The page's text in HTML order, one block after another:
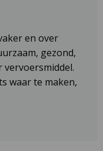
en over
gezond,
waar te maken,